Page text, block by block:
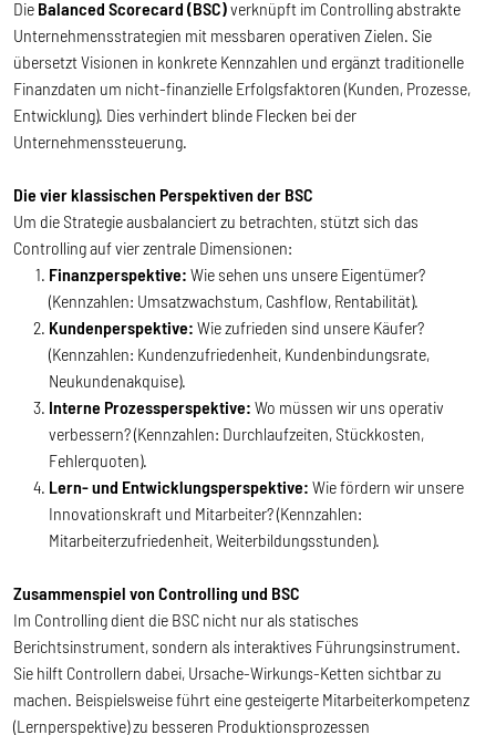
Die Balanced Scorecard (BSC)verknüpft im Controlling abstrakte
Unternehmensstrategien mit messbaren operativen Zielen. Sie
übersetzt Visionen in konkrete Kennzahlen und ergänzt traditionelle
Finanzdaten um nicht-finanzielle Erfolgsfaktoren (Kunden, Prozesse,
Entwicklung). Dies verhindert blinde Flecken bei der
Unternehmenssteuerung.
Die vier klassischen Perspektiven der BSC
Um die Strategie ausbalanciert zu betrachten, stützt sich das
Controlling auf vier zentrale Dimensionen:
Finanzperspektive: Wie sehen uns unsere Eigentümer?
(Kennzahlen: Umsatzwachstum, Cashflow, Rentabilität).
Kundenperspektive: Wie zufrieden sind unsere Käufer?
(Kennzahlen: Kundenzufriedenheit, Kundenbindungsrate,
Neukundenakquise).
Interne Prozessperspektive: Wo müssen wir uns operativ
verbessern? (Kennzahlen: Durchlaufzeiten, Stückkosten,
Fehlerquoten).
Lern- und Entwicklungsperspektive: Wie fördern wir unsere
Innovationskraft und Mitarbeiter? (Kennzahlen:
Mitarbeiterzufriedenheit, Weiterbildungsstunden).
Zusammenspiel von Controlling und BSC
Im Controlling dient die BSC nicht nur als statisches
Berichtsinstrument, sondern als interaktives Führungsinstrument.
Sie hilft Controllern dabei, Ursache-Wirkungs-Ketten sichtbar zu
machen. Beispielsweise führt eine gesteigerte Mitarbeiterkompetenz
(Lernperspektive) zu besseren Produktionsprozessen